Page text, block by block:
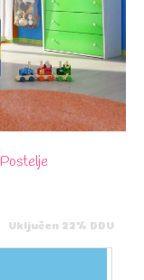
Postelje
Vključen 22% DDV